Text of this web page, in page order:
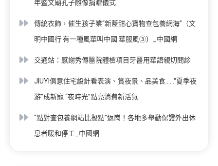
年暨文廟孔子雕像捐贈儀式
傳統衣飾，催生孩子業“新藍甜心寶物查包養網海”（文
明中國行·有一種風華叫中國·華服風③）_中國網
交通站：感謝秀傳醫院體檢項目牙醫用華語親切問診
JIUYI俱意住宅設計看表演、賞夜景、品美食……“夏季夜
游”成新寵 “夜時光”點亮消費新活氣
“點對查包養網站比擬點”返崗！各地多舉動保證外出休
息者暖和停工_中國網